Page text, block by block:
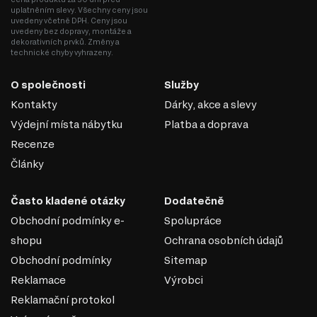
MDF
MDF je jedním z nejoblíbenějších materiálů v
nábytkářském průmyslu. Vyrábí se z dřevěných vláken
lisováním pod vysokým tlakem a teplotou za přidání
používá k výrobě korpusového nábytku, dvířek,
dekorativních panelů a dalších interiérových prvků.
pevnost a odolnost proti deformacím.
Hladký povrch. Díky homogenní struktuře má materiál dokonale
rovný povrch, což z něj činí ideální základ pro lakování, laminaci
nebo nanášení dekorativních povrchů.
Snadné zpracování. Materiál se dobře hodí pro řezání, frézování a
uplatněním slevy. Všechny ceny jsou
uvedeny včetně DPH. Ceny jsou
uvedeny bez dopravy, montáže a
dekorativních prvků. Změny a
technické chyby vyhrazeny.
O společnosti
Kontakty
Výdejní místa nábytku
Recenze
Články
Služby
Dárky, akce a slevy
Platba a doprava
Často kladené otázky
Obchodní podmínky e-
shopu
Obchodní podmínky
Reklamace
Reklamační protokol
Dodatečně
Spolupráce
Ochrana osobních údajů
Sitemap
Výrobci